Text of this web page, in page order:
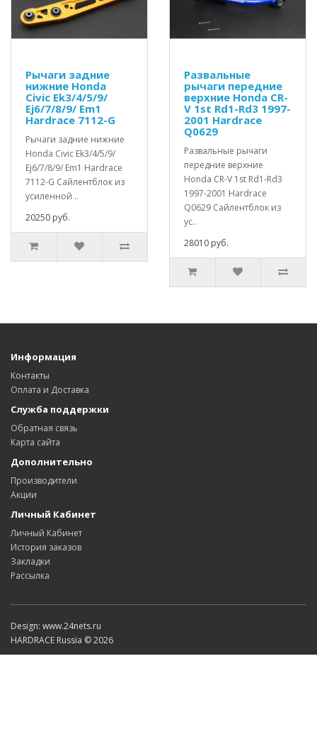
Рычаги задние
нижние Honda
Civic Ek3/4/5/9/
Ej6/7/8/9/ Em1
Hardrace 7112-G
Рычаги задние нижние
Honda Civic Ek3/4/5/9/
Ej6/7/8/9/ Em1 Hardrace
7112-G Сайлентблок из
усиленной ..
20250 руб.
Развальные
рычаги передние
верхние Honda CR-
V 1st Rd1-Rd3 1997-
2001 Hardrace
Q0629
Развальные рычаги
передние верхние
Honda CR-V 1st Rd1-Rd3
1997-2001 Hardrace
Q0629 Сайлентблок из
ус..
28010 руб.
Информация
Контакты
Оплата и Доставка
Служба поддержки
Обратная связь
Карта сайта
Дополнительно
Производители
Акции
Личный Кабинет
Личный Кабинет
История заказов
Закладки
Рассылка
Design: www.24nets.ru
HARDRACE Russia © 2026